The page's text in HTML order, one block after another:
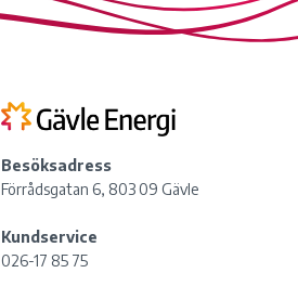
Besöksadress
Förrådsgatan 6, 803 09 Gävle
Kundservice
026-17 85 75